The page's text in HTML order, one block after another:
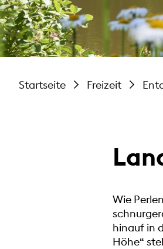
Startseite Freizeit
Wie
hinauf in
Höhe“